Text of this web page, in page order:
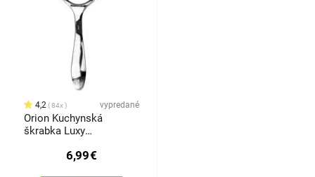
4,2 84x vypredané
Orion Kuchynská
škrabka Luxy
6,99€